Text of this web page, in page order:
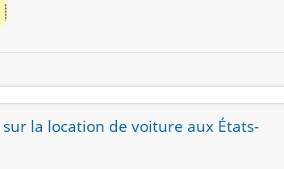
la location de voiture aux États-